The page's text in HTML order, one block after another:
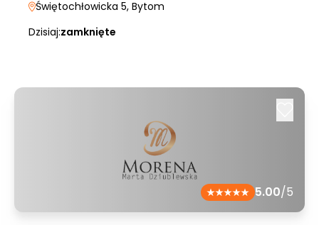
Świętochłowicka 5, Bytom
Dzisiaj:zamknięte
5.00/5